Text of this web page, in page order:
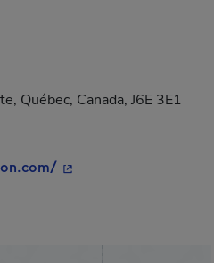
Québec, Canada, J6E 3E1
- Cet hyperlien